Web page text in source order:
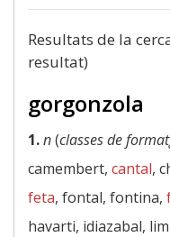
Resultats de la
resultat)
gorgonzola
1.n(classes de
camembert, cantal,
feta, fontal, fontina,
havarti, idiazabal,